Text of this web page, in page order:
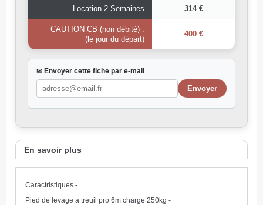
Location 2 Semaines 314 €
CAUTION CB (non débité) :
(le jour du départ)
400 €
✉ Envoyer cette fiche par e-mail
En savoir plus
Caractristiques -
Pied de levage a treuil pro 6m charge 250kg -